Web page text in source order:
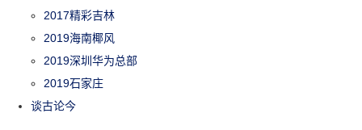
2017精彩吉林
2019海南椰风
2019深圳华为总部
2019石家庄
谈古论今